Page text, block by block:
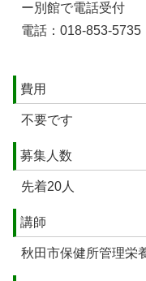
ー別館で電話受付
電話：018-853-5735
費用
不要です
募集人数
先着20人
講師
秋田市保健所管理栄